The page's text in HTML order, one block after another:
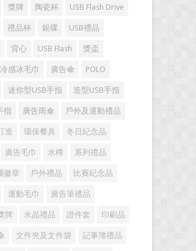
獎牌 陶瓷杯 USB Flash Drive
禮品杯 銀碟 USB禮品
背心 USB Flash 獎盃
冷感冰毛巾 廣告傘 POLO
迷你型USB手指 造型USB手指
指 廣告雨傘 戶外及運動禮品
造 環保餐具 冬日紀念品
廣告毛巾 水樽 系列禮品
徽章 戶外禮品 比賽紀念品
運動毛巾 廣告筆禮品
牌 水晶禮品 證件套 印刷品
文件夾及文件袋 記事簿禮品